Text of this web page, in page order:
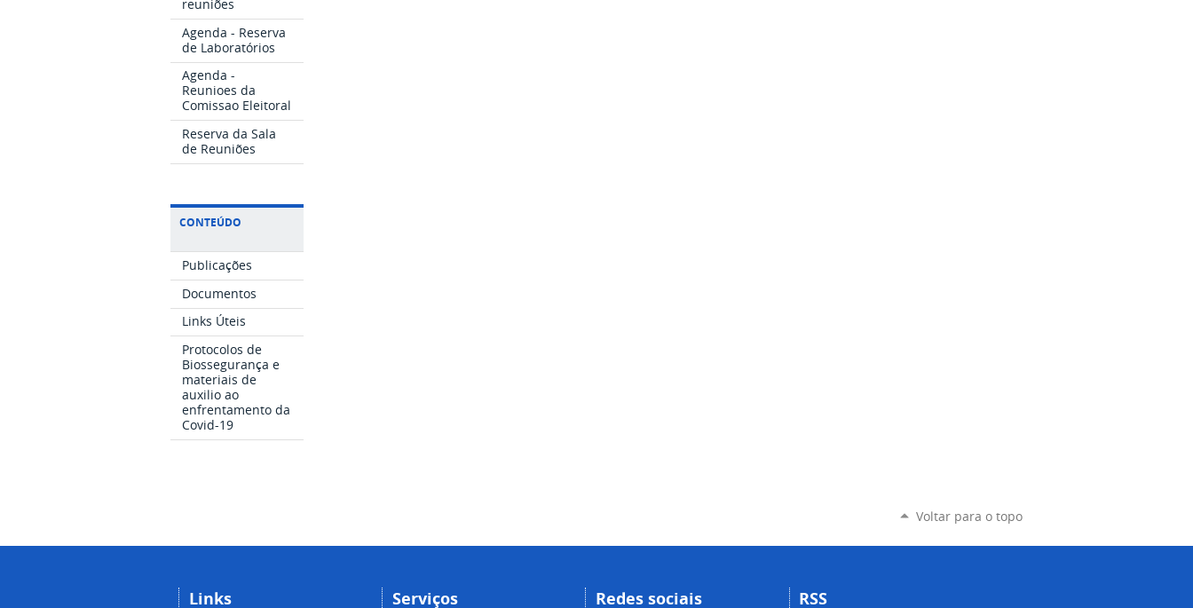
reuniões
Agenda - Reserva
de Laboratórios
Agenda -
Reunioes da
Comissao Eleitoral
Reserva da Sala
de Reuniões
CONTEÚDO
Publicações
Documentos
Links Úteis
Protocolos de
Biossegurança e
materiais de
auxilio ao
enfrentamento da
Covid-19
Voltar para o topo
Links Serviços Redes sociais RSS